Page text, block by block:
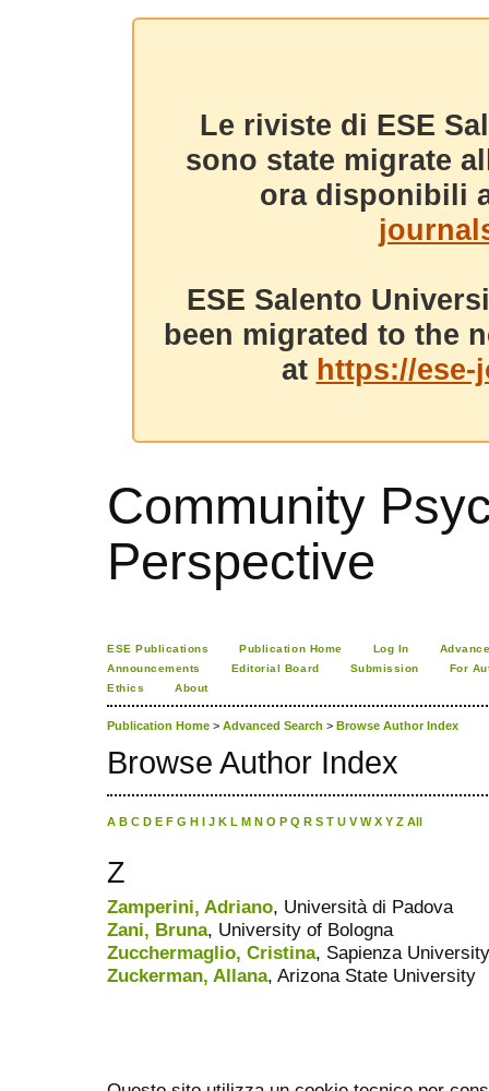
Le riviste di ESE
sono state migrate
ora disponibili
ESE Salento
been migrated to the
at https://
Community
Perspective
ESE Publications Publication Home Log In
Announcements
Editorial Board Submission
For
Ethics
About
Publication Home > Advanced Search > Browse Author Index
Browse Author Index
A B C D E F G H I J K L M N O P Q R S T U V W X Y Z All
Z
Zamperini, Adriano, Università di Padova
Zani, Bruna, University of Bologna
Zucchermaglio, Cristina, Sapienza
Zuckerman, Allana, Arizona State University